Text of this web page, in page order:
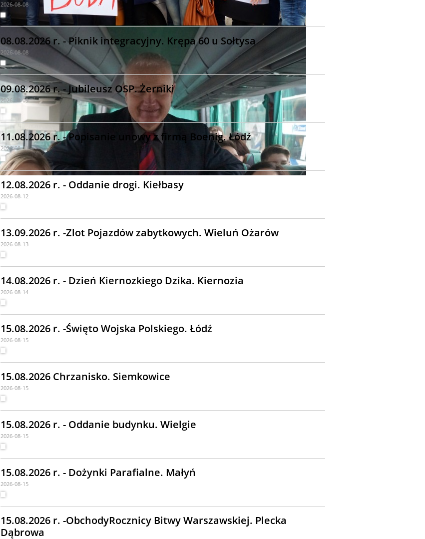
2026-08-08
08.08.2026 r. - Piknik integracyjny. Krępa 60 u Sołtysa
2026-08-08
09.08.2026 r. - Jubileusz OSP. Żerniki
2026-08-09
11.08.2026 r. - Popisanie unowy z firmą Boenig. Łódź
2026-08-11
12.08.2026 r. - Oddanie drogi. Kiełbasy
2026-08-12
13.09.2026 r. -Zlot Pojazdów zabytkowych. Wieluń Ożarów
2026-08-13
14.08.2026 r. - Dzień Kiernozkiego Dzika. Kiernozia
2026-08-14
15.08.2026 r. -Święto Wojska Polskiego. Łódź
2026-08-15
15.08.2026 Chrzanisko. Siemkowice
2026-08-15
15.08.2026 r. - Oddanie budynku. Wielgie
2026-08-15
15.08.2026 r. - Dożynki Parafialne. Małyń
2026-08-15
15.08.2026 r. -ObchodyRocznicy Bitwy Warszawskiej. Plecka
Dąbrowa